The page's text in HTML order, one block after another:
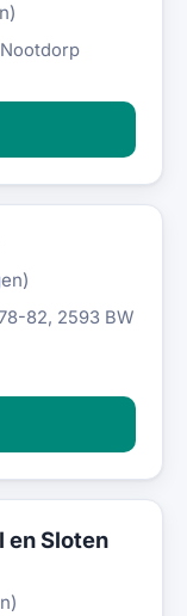
82, 2593 BW
en Sloten